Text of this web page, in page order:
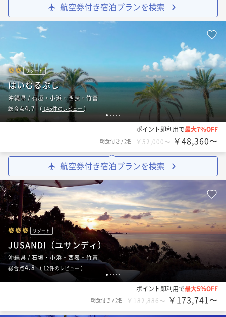
航空券付き宿泊プランを検索
1 2 3 4 5
リゾート
はいむるぶし
沖縄県 / 石垣・小浜・西表・竹富
総合点4.7 （ 145件のレビュー）
ポイント即利用で最大7％OFF
朝食付き /2名 ￥52,000〜 ￥48,360〜
航空券付き宿泊プランを検索
1 2 345
リゾート
JUSANDI（ユサンディ）
沖縄県 / 石垣・小浜・西表・竹富
総合点4.8（ 12件のレビュー ）
ポイント即利用で最大5％OFF
朝食付き /2名 ￥182,886〜 ￥173,741〜